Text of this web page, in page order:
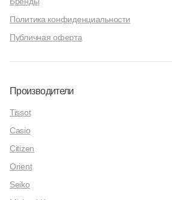
Политика конфиденциальности
Публичная оферта
Производители
Tissot
Casio
Citizen
Orient
Seiko